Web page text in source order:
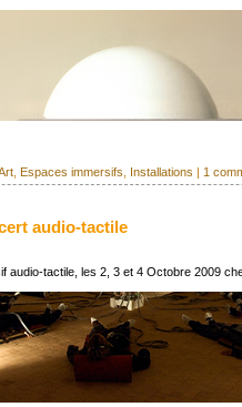
Espaces immersifs Installations | 1
audio-tactile
audio-tactile, les 2, 3 et 4 Octobre 2009